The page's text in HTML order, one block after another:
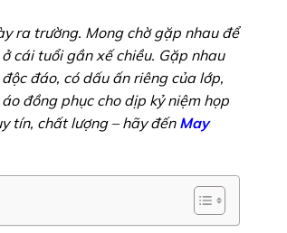
ra trường. Mong chờ gặp nhau để
cái tuổi gần xế chiều. Gặp nhau
đáo, có dấu ấn riêng của lớp,
đồng phục cho dịp kỷ niệm họp
tín, chất lượng – hãy đến May